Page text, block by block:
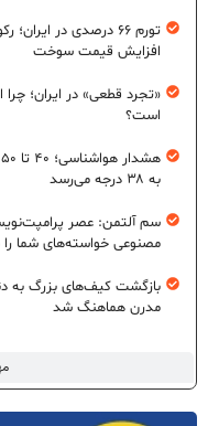
افزایش قیمت سوخت
«تجرد قطعی» در ایران؛
است؟
به ۳۸ درجه می‌رسد
سم آلتمن: عصر
مصنوعی خواسته‌های شما
بازگشت کیف‌های بزرگ به
مدرن هماهنگ شد